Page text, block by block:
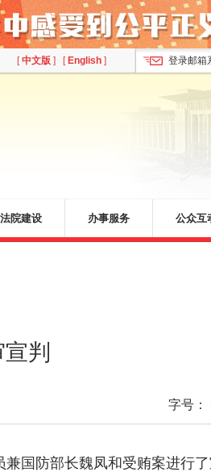
[中文版 ] [ English ] 登录邮箱
法院建设 办事服务 公众互
判
字号：
国防部长魏凤和受贿案进行